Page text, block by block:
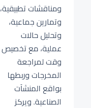
ومناقشات تطبيقية،
وتمارين جماعية،
وتحليل حالات
عملية، مع تخصيص
وقت لمراجعة
المخرجات وربطها
بواقع المنشآت
الصناعية. ويركز